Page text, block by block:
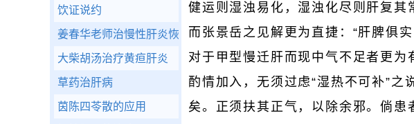
健运则湿浊易化，湿浊化尽则肝复其
而张景岳之见解更为直捷：“肝脾俱
对于甲型慢迁肝而现中气不足者更为
酌情加入，无须过虑“湿热不可补”之
矣。正须扶其正气，以除余邪。倘
饮证说约
姜春华老师治慢性肝炎恢复转氨酶方
大柴胡汤治疗黄疸肝炎
草药治肝病
茵陈四苓散的应用